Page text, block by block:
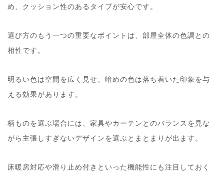
め、クッション性のあるタイプが安心です。
選び方のもう一つの重要なポイントは、部屋全体の色調との
相性です。
明るい色は空間を広く見せ、暗めの色は落ち着いた印象を与
える効果があります。
柄ものを選ぶ場合には、家具やカーテンとのバランスを見な
がら主張しすぎないデザインを選ぶとまとまりが出ます。
床暖房対応や滑り止め付きといった機能性にも注目しておく